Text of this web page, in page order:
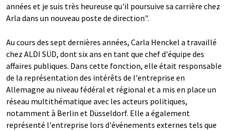
années et je suis très heureuse qu'il poursuive sa carrière chez
Arla dans un nouveau poste de direction".
Au cours des sept dernières années, Carla Henckel a travaillé
chez ALDI SÜD, dont six ans en tant que chef d'équipe des
affaires publiques. Dans cette fonction, elle était responsable
de la représentation des intérêts de l'entreprise en
Allemagne au niveau fédéral et régional et a mis en place un
réseau multithématique avec les acteurs politiques,
notamment à Berlin et Düsseldorf. Elle a également
représenté l'entreprise lors d'événements externes tels que